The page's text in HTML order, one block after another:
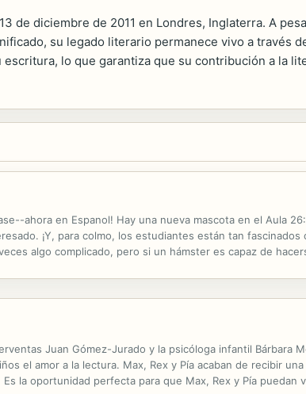
de diciembre de 2011 en Londres, Inglaterra. A
su legado literario permanece vivo a través
lo que garantiza que su contribución a la
ahora en Espanol! Hay una nueva mascota en el Aula
¡Y, para colmo, los estudiantes están tan
algo complicado, pero si un hámster es capaz de
Juan Gómez-Jurado y la psicóloga infantil Bárbara
el amor a la lectura. Max, Rex y Pía acaban de recibir
la oportunidad perfecta para que Max, Rex y Pía puedan